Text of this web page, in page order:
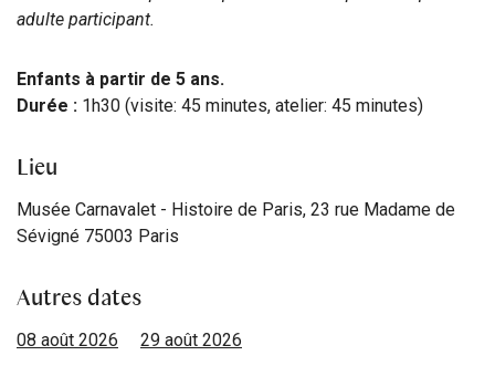
adulte participant.
Enfants à partir de 5 ans.
Durée : 1h30 (visite: 45 minutes, atelier: 45 minutes)
Lieu
Musée Carnavalet - Histoire de Paris, 23 rue Madame de
Sévigné 75003 Paris
Autres dates
08 août 2026 29 août 2026